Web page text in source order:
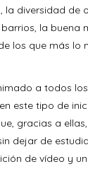
la diversidad de
la buena
los que más lo
a todos
este tipo de
gracias a
dejar de
de vídeo y